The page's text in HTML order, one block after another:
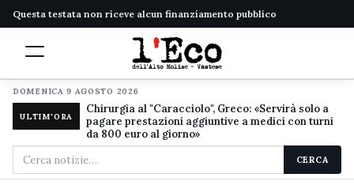
Questa testata non riceve alcun finanziamento pubblico
DOMENICA 9 AGOSTO 2026
ULTIM'ORA
Chirurgia al "Caracciolo", Greco: «Servirà solo a
pagare prestazioni aggiuntive a medici con turni
da 800 euro al giorno»
Cerca
nel
CERCA